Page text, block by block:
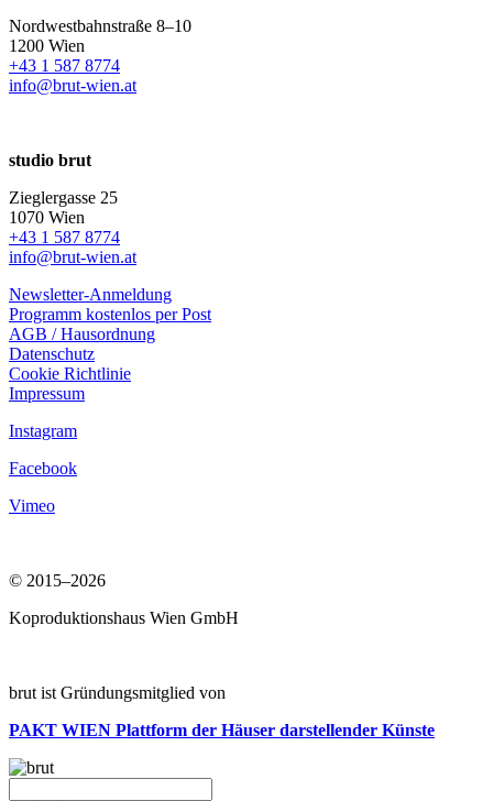
Nordwestbahnstraße 8–10
1200 Wien
+43 1 587 8774
info@brut-wien.at
studio brut
Zieglergasse 25
1070 Wien
+43 1 587 8774
info@brut-wien.at
Newsletter-Anmeldung
Programm kostenlos per Post
AGB / Hausordnung
Datenschutz
Cookie Richtlinie
Impressum
Instagram
Facebook
Vimeo
© 2015–2026
Koproduktionshaus Wien GmbH
brut ist Gründungsmitglied von
PAKT WIEN Plattform der Häuser darstellender Künste